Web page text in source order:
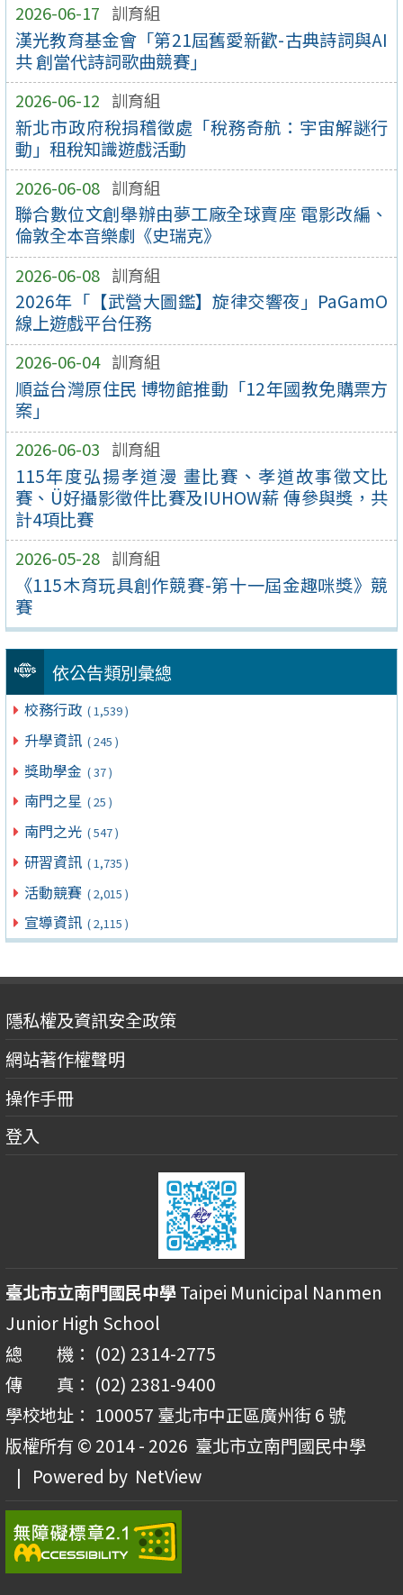
2026-06-17 訓育組
漢光教育基金會「第21屆舊愛新歡-古典詩詞與AI
共 創當代詩詞歌曲競賽」
2026-06-12 訓育組
新北市政府稅捐稽徵處「稅務奇航：宇宙解謎行
動」租稅知識遊戲活動
2026-06-08 訓育組
聯合數位文創舉辦由夢工廠全球賣座 電影改編、
倫敦全本音樂劇《史瑞克》
2026-06-08 訓育組
2026年「【武營大圖鑑】旋律交響夜」PaGamO
線上遊戲平台任務
2026-06-04 訓育組
順益台灣原住民 博物館推動「12年國教免購票方
案」
2026-06-03 訓育組
115年度弘揚孝道漫 畫比賽、孝道故事徵文比
賽、Ü好攝影徵件比賽及IUHOW薪 傳參與獎，共
計4項比賽
2026-05-28 訓育組
《115木育玩具創作競賽-第十一屆金趣咪獎》競
賽
依公告類別彙總
校務行政 ( 1,539 )
升學資訊 ( 245 )
獎助學金 ( 37 )
南門之星 ( 25 )
南門之光 ( 547 )
研習資訊 ( 1,735 )
活動競賽 ( 2,015 )
宣導資訊 ( 2,115 )
隱私權及資訊安全政策
網站著作權聲明
操作手冊
登入
臺北市立南門國民中學Taipei Municipal Nanmen
Junior High School
總 機： (02) 2314-2775
傳 真： (02) 2381-9400
學校地址： 100057 臺北市中正區廣州街 6 號
版權所有 © 2014 - 2026 臺北市立南門國民中學
| Powered by NetView